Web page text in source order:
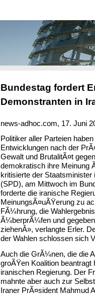
Bundestag fordert
Demonstranten in
news-adhoc.com, 17. Juni
Politiker aller Parteien
Entwicklungen nach der
Gewalt und BrutalitÃ¤t
demokratisch ihre Meinung
kritisierte der
(SPD), am Mittwoch im
forderte die iranische
MeinungsÃ¤uÃŸerung zu
FÃ¼hrung, die
Ã¼berprÃ¼fen und
ziehenÂ», verlangte Erler.
der Wahlen schlossen sich
Auch die GrÃ¼nen, die die
groÃŸen Koalition beantragt
iranischen Regierung. Der
mahnte aber auch zur
Iraner PrÃ¤sident Mahmud